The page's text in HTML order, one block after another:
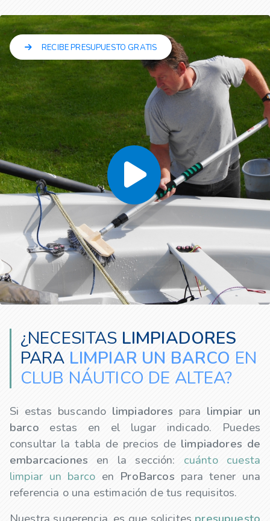
RECIBE PRESUPUESTO GRATIS
¿NECESITAS LIMPIADORES
PARA LIMPIAR UN BARCO EN
CLUB NÁUTICO DE ALTEA?
Si estas buscando limpiadores para limpiar un
barco estas en el lugar indicado. Puedes
consultar la tabla de precios de limpiadores de
embarcaciones en la sección: cuánto cuesta
limpiar un barco en ProBarcos para tener una
referencia o una estimación de tus requisitos.